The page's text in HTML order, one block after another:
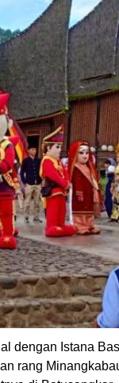
dengan Istana
rang